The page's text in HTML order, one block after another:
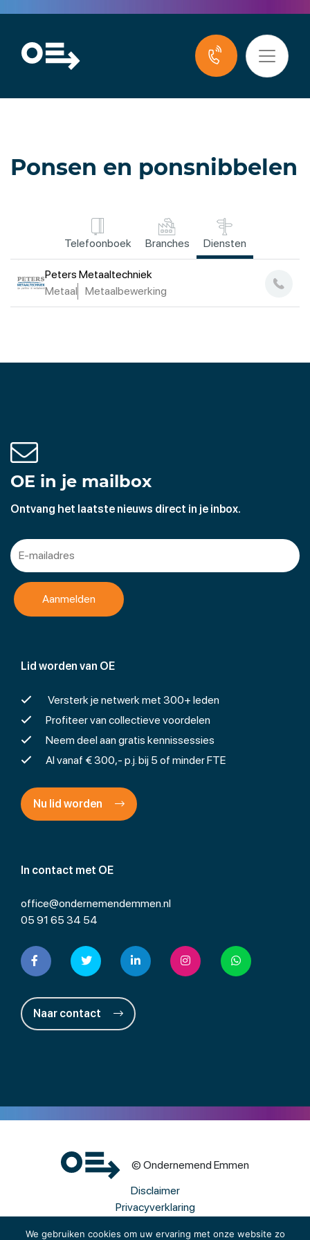
Ponsen en ponsnibbelen
Telefoonboek Branches Diensten
Peters Metaaltechniek
Metaal
Metaalbewerking
We gebruiken cookies om uw ervaring met onze website zo
In contact met OE
office@ondernemendemmen.nl
05 91 65 34 54
Naar contact
Lid worden van OE
Versterk je netwerk met 300+ leden
Profiteer van collectieve voordelen
Neem deel aan gratis kennissessies
Al vanaf € 300,- p.j. bij 5 of minder FTE
Nu lid worden
OE in je mailbox
Ontvang het laatste nieuws direct in je inbox.
© Ondernemend Emmen
Disclaimer
Privacyverklaring